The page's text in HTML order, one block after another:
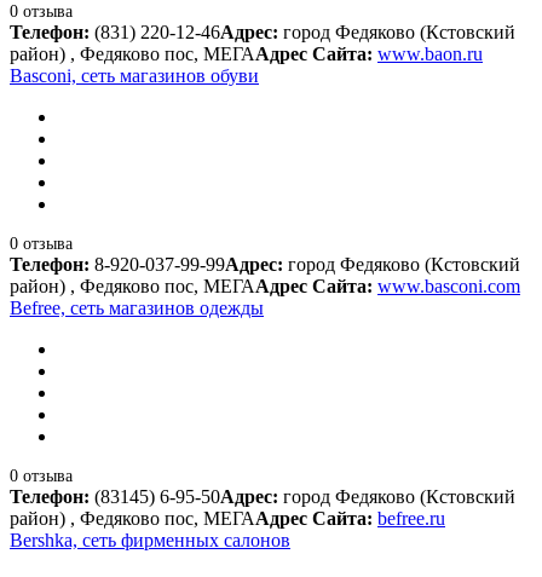
0 отзыва
Телефон: (831) 220-12-46Адрес: город Федяково (Кстовский
район) , Федяково пос, МЕГААдрес Сайта: www.baon.ru
Basconi, сеть магазинов обуви
0 отзыва
Телефон: 8-920-037-99-99Адрес: город Федяково (Кстовский
район) , Федяково пос, МЕГААдрес Сайта: www.basconi.com
Befree, сеть магазинов одежды
0 отзыва
Телефон: (83145) 6-95-50Адрес: город Федяково (Кстовский
район) , Федяково пос, МЕГААдрес Сайта: befree.ru
Bershka, сеть фирменных салонов